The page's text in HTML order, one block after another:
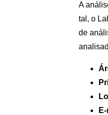
A
tal, o
de